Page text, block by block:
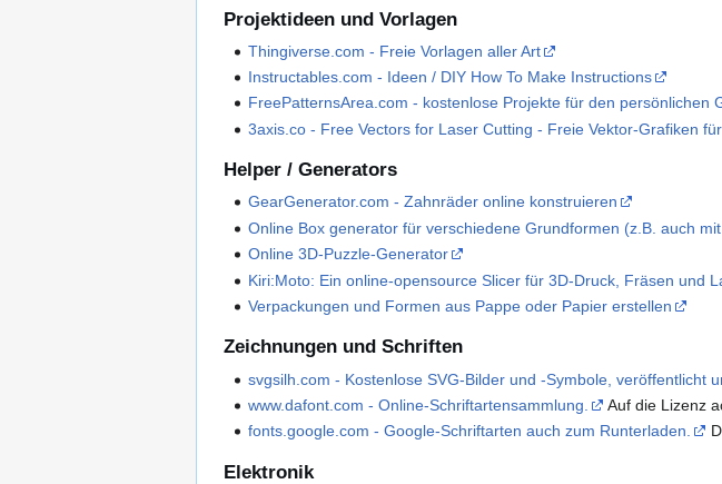
Projektideen und Vorlagen
Thingiverse.com - Freie Vorlagen aller Art
Instructables.com - Ideen / DIY How To Make Instructions
FreePatternsArea.com - kostenlose Projekte für den persönlichen
3axis.co - Free Vectors for Laser Cutting - Freie Vektor-Grafiken
Helper / Generators
GearGenerator.com - Zahnräder online konstruieren
Online Box generator für verschiedene Grundformen (z.B. auch
Online 3D-Puzzle-Generator
Kiri:Moto: Ein online-opensource Slicer für 3D-Druck, Fräsen und
Verpackungen und Formen aus Pappe oder Papier erstellen
Zeichnungen und Schriften
svgsilh.com - Kostenlose SVG-Bilder und -Symbole, veröffentlicht
www.dafont.com - Online-Schriftartensammlung.
Auf die Lizenz
fonts.google.com - Google-Schriftarten auch zum Runterladen.
Elektronik